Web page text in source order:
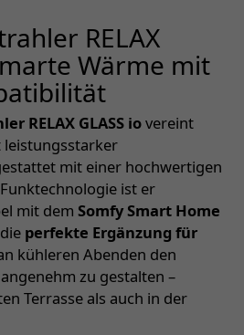
RELAX
Wärme mit
RELAX GLASS iovereint
leistungsstarker
mit einer hochwertigen
ist er
mit dem Somfy Smart Home
perfekte Ergänzung für
kühleren Abenden den
zu gestalten –
Terrasse als auch in der